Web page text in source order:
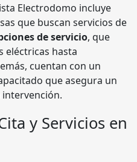
Electrodomo incluye
que buscan servicios de
de servicio, que
eléctricas hasta
cuentan con un
que asegura un
y Servicios en